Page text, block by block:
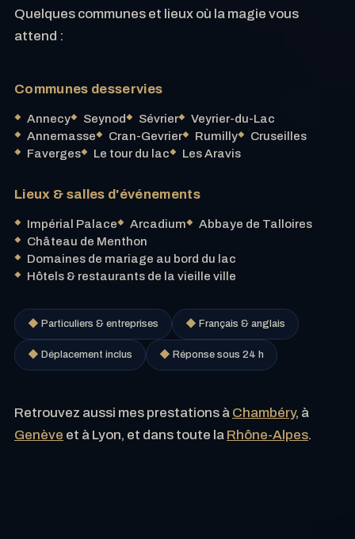
Quelques communes et lieux où la magie vous
attend :
Communes desservies
Annecy Seynod Sévrier
Veyrier-du-Lac
Annemasse
Cran-Gevrier Rumilly
Cruseilles
Faverges
Le tour du lac Les Aravis
Lieux & salles d'événements
Impérial Palace Arcadium
Abbaye de Talloires
Château de Menthon
Domaines de mariage au bord du lac
Hôtels & restaurants de la vieille ville
◆ Particuliers & entreprises ◆ Français & anglais
◆ Déplacement inclus ◆ Réponse sous 24 h
Retrouvez aussi mes prestations à Chambéry, à
Genève et à Lyon, et dans toute la Rhône-Alpes.